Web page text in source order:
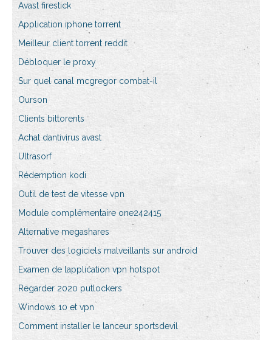
Avast firestick
Application iphone torrent
Meilleur client torrent reddit
Débloquer le proxy
Sur quel canal mcgregor combat-il
Ourson
Clients bittorents
Achat dantivirus avast
Ultrasorf
Rédemption kodi
Outil de test de vitesse vpn
Module complémentaire one242415
Alternative megashares
Trouver des logiciels malveillants sur android
Examen de lapplication vpn hotspot
Regarder 2020 putlockers
Windows 10 et vpn
Comment installer le lanceur sportsdevil